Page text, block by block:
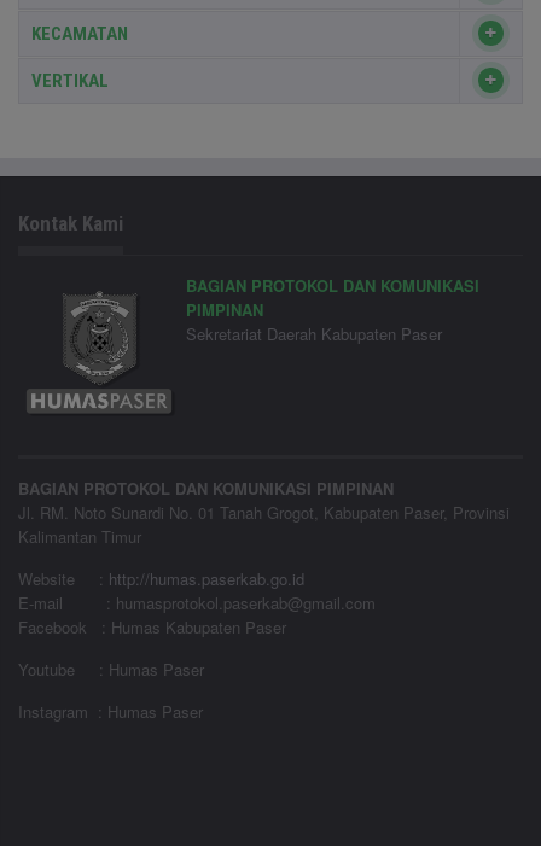
KECAMATAN
VERTIKAL
Kontak Kami
BAGIAN PROTOKOL DAN KOMUNIKASI
PIMPINAN
Sekretariat Daerah Kabupaten Paser
BAGIAN PROTOKOL DAN KOMUNIKASI PIMPINAN
Jl. RM. Noto Sunardi No. 01 Tanah Grogot, Kabupaten Paser, Provinsi
Kalimantan Timur
Website
: http://humas.paserkab.go.id
E-mail : humasprotokol.paserkab@gmail.com
Facebook : Humas Kabupaten Paser
Youtube : Humas Paser
Instagram : Humas Paser